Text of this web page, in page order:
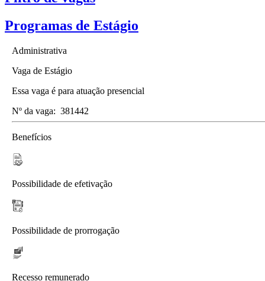
Programas de Estágio
Administrativa
Vaga de Estágio
Essa vaga é para atuação presencial
Nº da vaga: 381442
Benefícios
Possibilidade de efetivação
Possibilidade de prorrogação
Recesso remunerado